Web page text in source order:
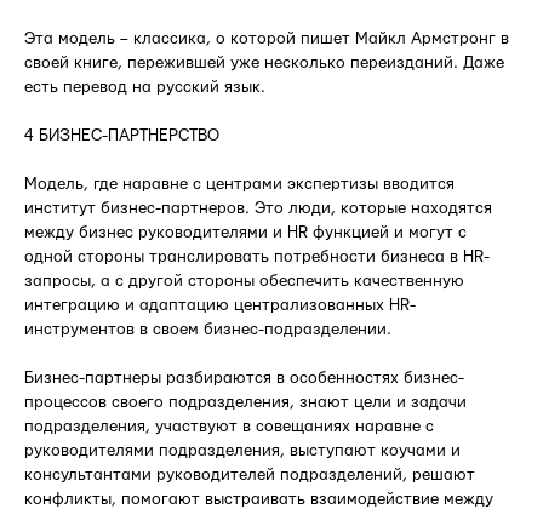
Эта модель – классика, о которой пишет Майкл Армстронг в
своей книге, пережившей уже несколько переизданий. Даже
есть перевод на русский язык.
4 БИЗНЕС-ПАРТНЕРСТВО
Модель, где наравне с центрами экспертизы вводится
институт бизнес-партнеров. Это люди, которые находятся
между бизнес руководителями и HR функцией и могут с
одной стороны транслировать потребности бизнеса в HR-
запросы, а с другой стороны обеспечить качественную
интеграцию и адаптацию централизованных HR-
инструментов в своем бизнес-подразделении.
Бизнес-партнеры разбираются в особенностях бизнес-
процессов своего подразделения, знают цели и задачи
подразделения, участвуют в совещаниях наравне с
руководителями подразделения, выступают коучами и
консультантами руководителей подразделений, решают
конфликты, помогают выстраивать взаимодействие между